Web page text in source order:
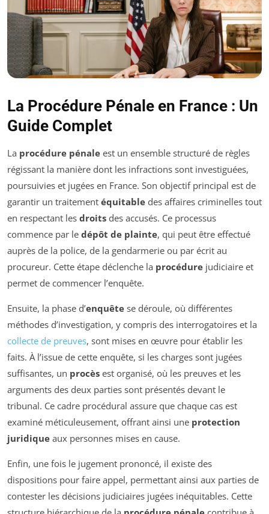
La Procédure Pénale en France : Un
Guide Complet
La procédure pénale est un ensemble structuré de règles
régissant la manière dont les infractions sont investiguées,
poursuivies et jugées en France. Son objectif principal est de
garantir un traitement équitable des affaires criminelles tout
en respectant les droits des accusés. Ce processus
commence par le dépôt de plainte, qui peut être effectué
auprès de la police, de la gendarmerie ou par écrit au
procureur. Cette étape déclenche la procédure judiciaire et
permet de commencer l’enquête.
Ensuite, la phase d’enquête se déroule, où différentes
méthodes d’investigation, y compris des interrogatoires et la
collecte de preuves, sont mises en œuvre pour établir les
faits. À l’issue de cette enquête, si les charges sont jugées
suffisantes, un procès est organisé, où les preuves et les
arguments des deux parties sont présentés devant le
tribunal. Ce cadre procédural assure que chaque cas est
examiné méticuleusement, offrant ainsi une protection
juridique aux personnes mises en cause.
Enfin, une fois le jugement prononcé, il existe des
dispositions pour faire appel, permettant ainsi aux parties de
contester les décisions judiciaires jugées inéquitables. Cette